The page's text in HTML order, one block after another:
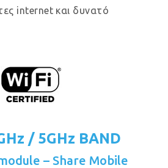
internet και δυνατό
/ 5GHz BAND
– Share Mobile